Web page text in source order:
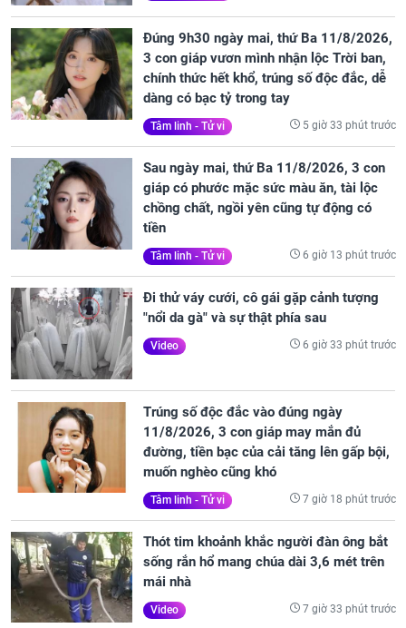
Đúng 9h30 ngày mai, thứ Ba 11/8/2026,
3 con giáp vươn mình nhận lộc Trời ban,
chính thức hết khổ, trúng số độc đắc, dễ
dàng có bạc tỷ trong tay
Tâm linh - Tử vi 5 giờ 33 phút trước
Sau ngày mai, thứ Ba 11/8/2026, 3 con
giáp có phước mặc sức màu ăn, tài lộc
chồng chất, ngồi yên cũng tự động có
tiền
Tâm linh - Tử vi 6 giờ 13 phút trước
Đi thử váy cưới, cô gái gặp cảnh tượng
"nổi da gà" và sự thật phía sau
Video 6 giờ 33 phút trước
Trúng số độc đắc vào đúng ngày
11/8/2026, 3 con giáp may mắn đủ
đường, tiền bạc của cải tăng lên gấp bội,
muốn nghèo cũng khó
Tâm linh - Tử vi 7 giờ 18 phút trước
Thót tim khoảnh khắc người đàn ông bắt
sống rắn hổ mang chúa dài 3,6 mét trên
mái nhà
Video 7 giờ 33 phút trước